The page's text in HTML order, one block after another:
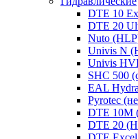
DTE 10
DTE 20
Nuto
Univis N
Univis
SHC 500
EAL
Pyrotec
DTE 10M
DTE 20